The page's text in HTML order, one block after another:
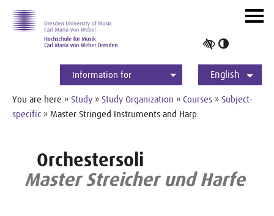
contrast
Information for
Students
Applicants
International
Press
Alumni
English
Deutsch
ein-/
You are here » Study » Study Organization » Courses » Subject-
specific » Master Stringed Instruments and Harp
Orchestersoli
Master Streicher und Harfe